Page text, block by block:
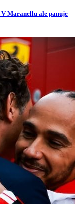
V Maranellu ale panuje